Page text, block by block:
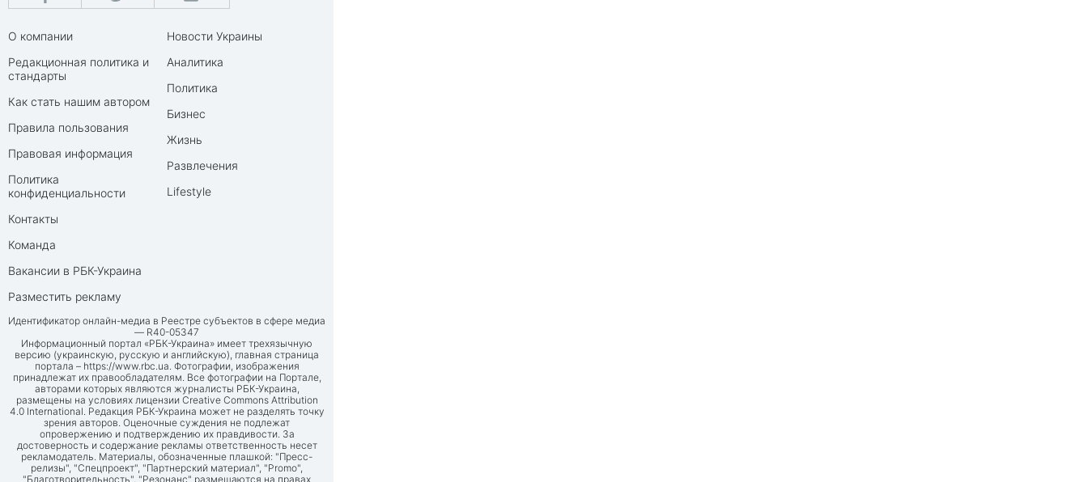
О компании
Редакционная политика и
стандарты
Как стать нашим автором
Правила пользования
Правовая информация
Политика
конфиденциальности
Контакты
Команда
Вакансии в РБК-Украина
Разместить рекламу
Новости Украины
Аналитика
Политика
Бизнес
Жизнь
Развлечения
Lifestyle
Идентификатор онлайн-медиа в Реестре субъектов в сфере медиа
— R40-05347
Информационный портал «РБК-Украина» имеет трехязычную
версию (украинскую, русскую и английскую), главная страница
портала – https://www.rbc.ua. Фотографии, изображения
принадлежат их правообладателям. Все фотографии на Портале,
авторами которых являются журналисты РБК-Украина,
размещены на условиях лицензии Creative Commons Attribution
4.0 International. Редакция РБК-Украина может не разделять точку
зрения авторов. Оценочные суждения не подлежат
опровержению и подтверждению их правдивости. За
достоверность и содержание рекламы ответственность несет
рекламодатель. Материалы, обозначенные плашкой: "Пресс-
релизы", "Спецпроект", "Партнерский материал", "Promo",
"Благотворительность", "Резонанс" размещаются на правах